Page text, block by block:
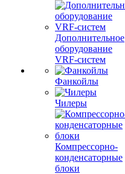
Дополнительное
оборудование
VRF-систем
Фанкойлы
Чилеры
Компрессорно-
конденсаторные
блоки